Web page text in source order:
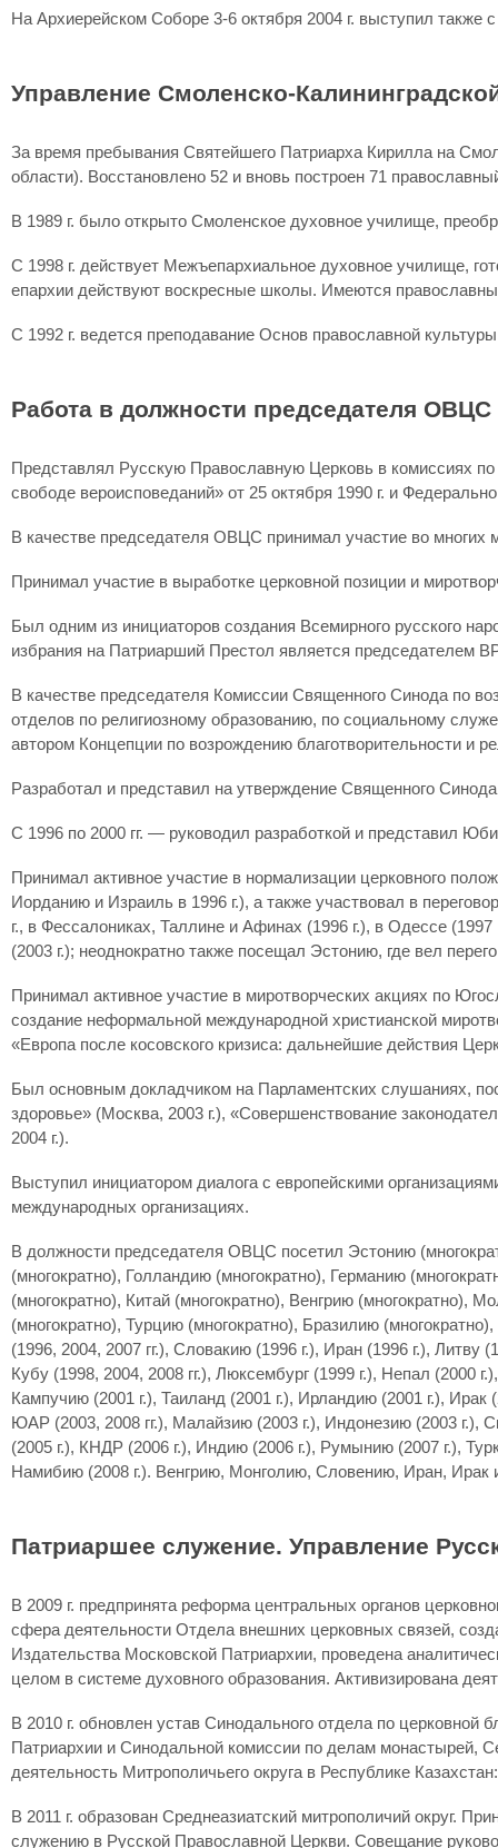
На Архиерейском Соборе 3-6 октября 2004 г. выступил
Управление Смоленско-
За время пребывания Святейшего Патриарха Кирилла на
области). Восстановлено 52 и вновь построен 71
В 1989 г. было открыто Смоленское духовное училище,
С 1998 г. действует Межъепархиальное духовное училище,
епархии действуют воскресные школы. Имеются
С 1992 г. ведется преподавание Основ православной
Работа в должности председателя ОВЦС
Представлял Русскую Православную Церковь в комиссиях
свободе вероисповеданий» от 25 октября 1990 г. и
В качестве председателя ОВЦС принимал участие во
Принимал участие в выработке церковной позиции и
Был одним из инициаторов создания Всемирного русского
избрания на Патриарший Престол является председателем
В качестве председателя Комиссии Священного Синода по
отделов по религиозному образованию, по социальному
автором Концепции по возрождению благотворительности и
Разработал и представил на утверждение Священного
С 1996 по 2000 гг. — руководил разработкой и представил
Принимал активное участие в нормализации церковного
Иорданию и Израиль в 1996 г.), а также участвовал в
г., в Фессалониках, Таллине и Афинах (1996 г.), в Одессе
(2003 г.); неоднократно также посещал Эстонию, где вел
Принимал активное участие в миротворческих акциях по
создание неформальной международной христианской
«Европа после косовского кризиса: дальнейшие действия
Был основным докладчиком на Парламентских слушаниях,
здоровье» (Москва, 2003 г.), «Совершенствование
2004 г.).
Выступил инициатором диалога с европейскими
международных организациях.
В должности председателя ОВЦС посетил Эстонию
(многократно), Голландию (многократно), Германию
(многократно), Китай (многократно), Венгрию (многократно),
(многократно), Турцию (многократно), Бразилию
(1996, 2004, 2007 гг.), Словакию (1996 г.), Иран (1996 г.), Литву
Кубу (1998, 2004, 2008 гг.), Люксембург (1999 г.), Непал (2000
Кампучию (2001 г.), Таиланд (2001 г.), Ирландию (2001 г.),
ЮАР (2003, 2008 гг.), Малайзию (2003 г.), Индонезию (2003 г.),
(2005 г.), КНДР (2006 г.), Индию (2006 г.), Румынию (2007 г.),
Намибию (2008 г.). Венгрию, Монголию, Словению, Иран, Ирак
Патриаршее служение. Управление
В 2009 г. предпринята реформа центральных органов
сфера деятельности Отдела внешних церковных связей,
Издательства Московской Патриархии, проведена
целом в системе духовного образования. Активизирована
В 2010 г. обновлен устав Синодального отдела по
Патриархии и Синодальной комиссии по делам монастырей,
деятельность Митрополичьего округа в Республике
В 2011 г. образован Среднеазиатский митрополичий округ.
служению в Русской Православной Церкви. Совещание